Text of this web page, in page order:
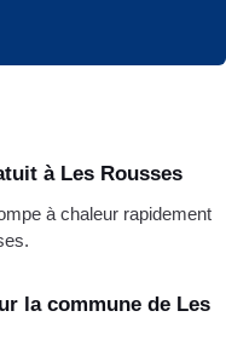
à Les Rousses
à chaleur rapidement
la commune de Les